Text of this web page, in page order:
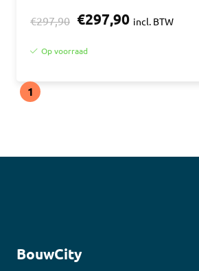
€297,90 €297,90 incl. BTW
Op voorraad
1
BouwCity